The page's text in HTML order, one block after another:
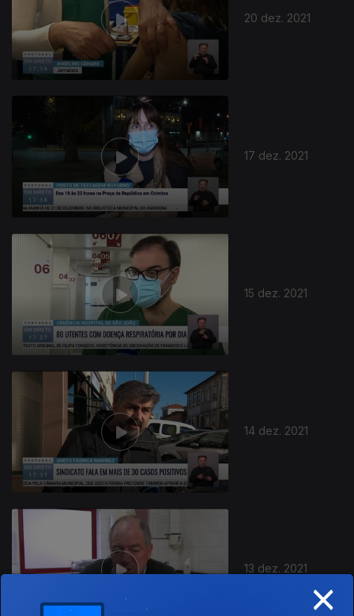
20 dez. 2021
17 dez. 2021
15 dez. 2021
586180
14 dez. 2021
13 dez. 2021
×